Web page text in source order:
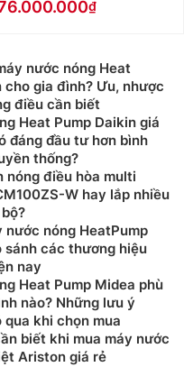
nước nóng Heat
cho gia đình? Ưu, nhược
điều cần biết
Heat Pump Daikin giá
đáng đầu tư hơn bình
thống?
nóng điều hòa multi
W hay lắp nhiều
nước nóng HeatPump
sánh các thương hiệu
nay
Heat Pump Midea phù
nào? Những lưu ý
qua khi chọn mua
biết khi mua máy nước
Ariston giá rẻ